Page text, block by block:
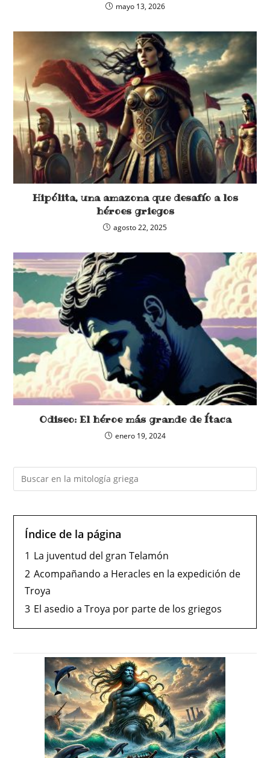
mayo 13, 2026
Hipólita, una amazona que desafío a los
héroes griegos
agosto 22, 2025
Odiseo: El héroe más grande de Ítaca
enero 19, 2024
Índice de la página
1 La juventud del gran Telamón
2 Acompañando a Heracles en la expedición de
Troya
3 El asedio a Troya por parte de los griegos